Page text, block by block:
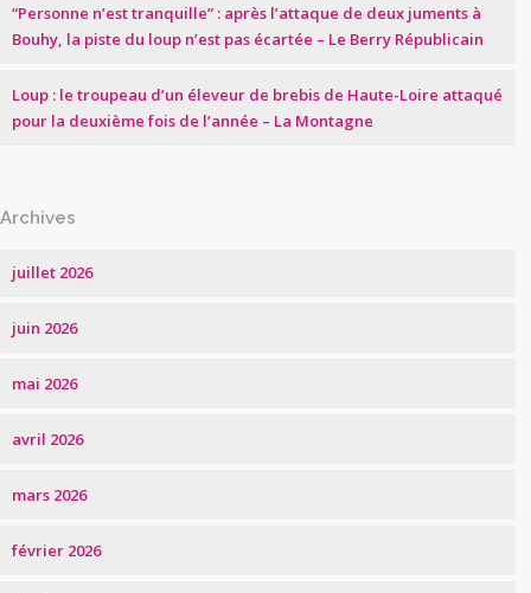
“Personne n’est tranquille” : après l’attaque de deux juments à
Bouhy, la piste du loup n’est pas écartée – Le Berry Républicain
Loup : le troupeau d’un éleveur de brebis de Haute-Loire attaqué
pour la deuxième fois de l’année – La Montagne
Archives
juillet 2026
juin 2026
mai 2026
avril 2026
mars 2026
février 2026